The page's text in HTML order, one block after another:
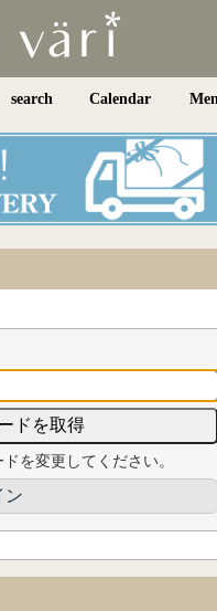
search Calendar
を変更してください。
ン